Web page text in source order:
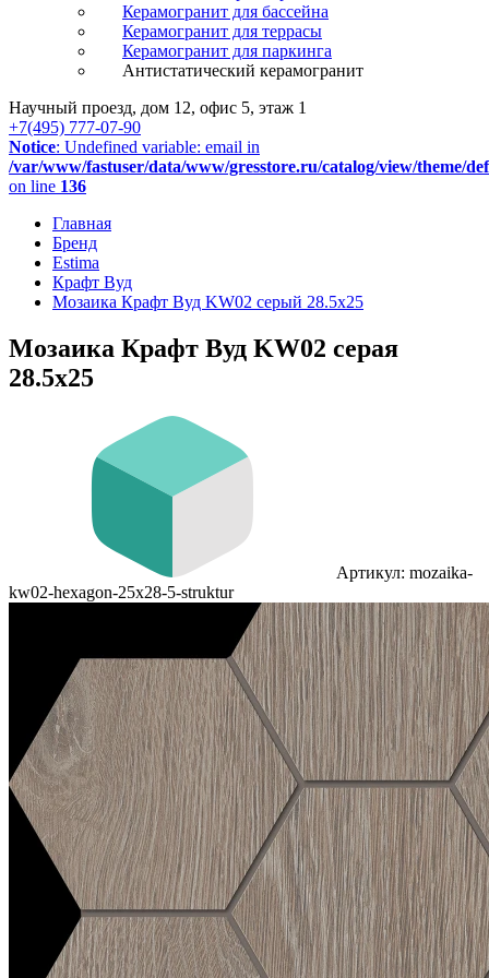
Керамогранит для бассейна
Керамогранит для террасы
Керамогранит для паркинга
Антистатический керамогранит
Научный проезд, дом 12, офис 5, этаж 1
+7(495) 777-07-90
Notice: Undefined variable: email in
/var/www/fastuser/data/www/gresstore.ru/catalog/view/theme/
on line 136
Главная
Бренд
Estima
Крафт Вуд
Мозаика Крафт Вуд KW02 серый 28.5x25
Мозаика Крафт Вуд KW02 серая
28.5x25
Артикул: mozaika-
kw02-hexagon-25x28-5-struktur